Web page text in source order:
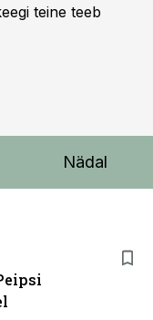
teine teeb
Nädal